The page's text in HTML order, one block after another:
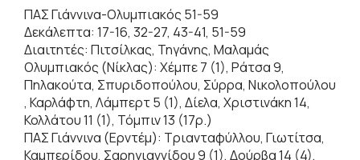
ΠΑΣ Γιάννινα-Ολυμπιακός 51-59
Δεκάλεπτα: 17-16, 32-27, 43-41, 51-59
Διαιτητές: Πιτσίλκας, Τηγάνης, Μαλαμάς
Ολυμπιακός (Νίκλας): Χέμπε 7 (1), Ράτσα 9,
Πηλακούτα, Σπυριδοπούλου, Σύρρα, Νικολοπούλου
, Καρλάφτη, Λάμπερτ 5 (1), Δίελα, Χριστινάκη 14,
Κολλάτου 11 (1), Τόμπιν 13 (17ρ.)
ΠΑΣ Γιάννινα (Ερντέμ): Τριανταφύλλου, Γιωτίτσα,
Καμπερίδου, Σαρηγιαννίδου 9 (1), Δούρβα 14 (4),